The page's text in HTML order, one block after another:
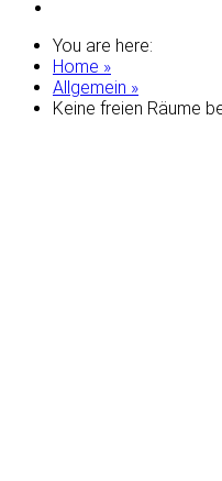
You are here:
Home »
Allgemein »
Keine freien Räume